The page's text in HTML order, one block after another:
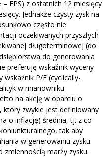
EPS) z ostatnich 12 miesięcy
Jednakże czysty zysk na
często nie
oczekiwanych przyszłych
długoterminowej (do
do generowania
preferuję wskaźnik wyceny
wskaźnik P/E (cyclically-
w mianowniku
na akcję w oparciu o
który zwykle jest definiowany
o inflację) średnia, tj. z co
tak aby
w generowaniu zysku
zmiennością marży zysku.